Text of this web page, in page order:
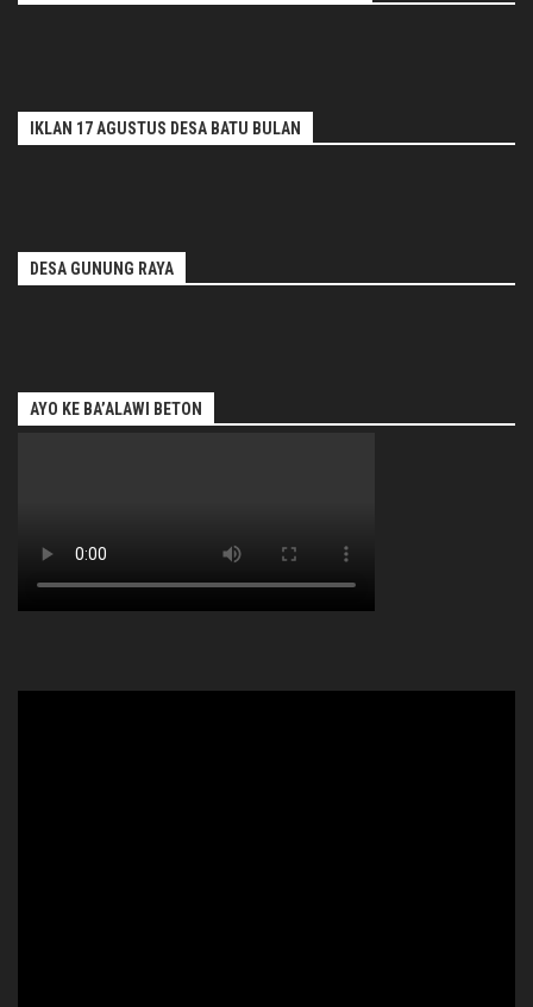
IKLAN 17 AGUSTUS DESA BATU BULAN
DESA GUNUNG RAYA
AYO KE BA’ALAWI BETON